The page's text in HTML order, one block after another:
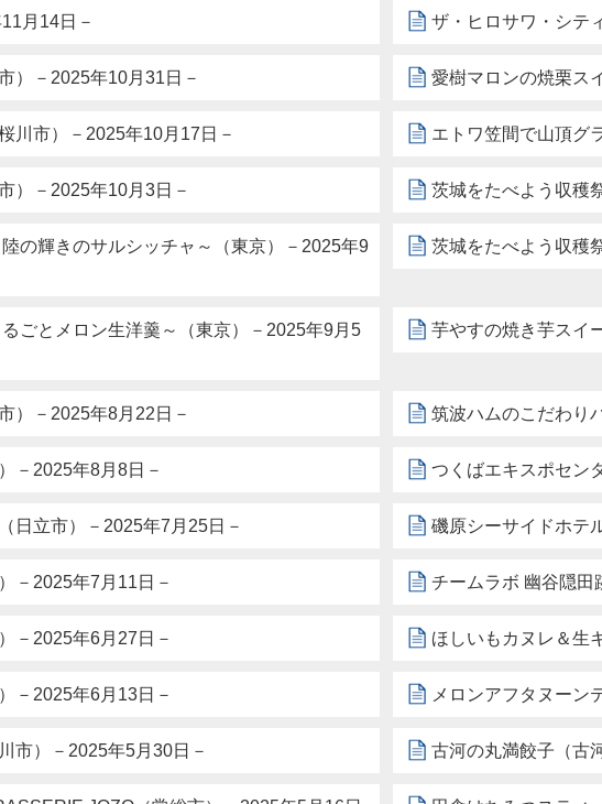
月14日－ ザ・ヒロサワ・シテ
）－2025年10月31日－ 愛樹マロンの焼栗ス
川市）－2025年10月17日－ エトワ笠間で山頂グ
）－2025年10月3日－ 茨城をたべよう収穫
の輝きのサルシッチャ～（東京）－2025年9
茨城をたべよう収穫
ごとメロン生洋羹～（東京）－2025年9月5
芋やすの焼き芋スイ
）－2025年8月22日－ 筑波ハムのこだわり
－2025年8月8日－ つくばエキスポセン
日立市）－2025年7月25日－ 磯原シーサイドホテ
－2025年7月11日－ チームラボ 幽谷隠田
－2025年6月27日－ ほしいもカヌレ＆生
－2025年6月13日－ メロンアフタヌーン
市）－2025年5月30日－ 古河の丸満餃子（古